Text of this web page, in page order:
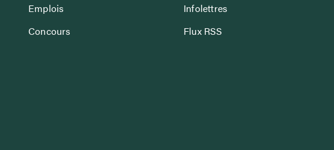
Emplois
Concours
Infolettres
Flux RSS